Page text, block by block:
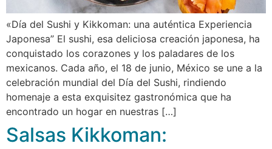
«Día del Sushi y Kikkoman: una auténtica Experiencia
Japonesa” El sushi, esa deliciosa creación japonesa, ha
conquistado los corazones y los paladares de los
mexicanos. Cada año, el 18 de junio, México se une a la
celebración mundial del Día del Sushi, rindiendo
homenaje a esta exquisitez gastronómica que ha
encontrado un hogar en nuestras […]
Salsas Kikkoman: